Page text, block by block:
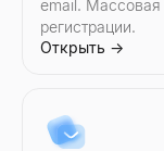
Открыть
Открыть
Открыть
Открыть
email. Массовая
регистрации.
Открыть →